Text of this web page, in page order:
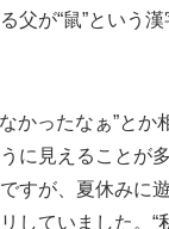
父が“鼠”という
かったなぁ”とか
に見えることが
すが、夏休みに
していました。“